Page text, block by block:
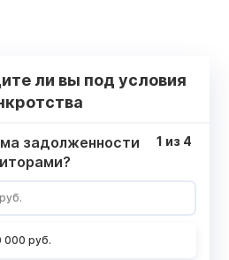
ли вы под условия
задолженности
000 руб.
1 из 4